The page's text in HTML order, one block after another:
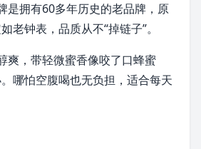
是拥有60多年历史的老品牌，原
老钟表，品质从不“掉链子”。
爽，带轻微蜜香像咬了口蜂蜜
哪怕空腹喝也无负担，适合每天